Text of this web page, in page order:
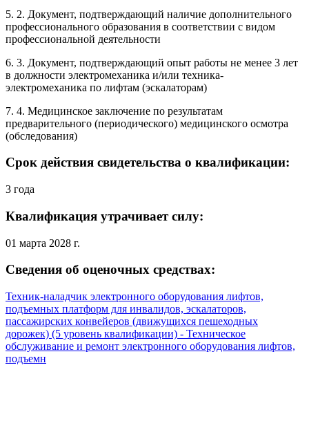
5. 2. Документ, подтверждающий наличие дополнительного
профессионального образования в соответствии с видом
профессиональной деятельности
6. 3. Документ, подтверждающий опыт работы не менее 3 лет
в должности электромеханика и/или техника-
электромеханика по лифтам (эскалаторам)
7. 4. Медицинское заключение по результатам
предварительного (периодического) медицинского осмотра
(обследования)
Срок действия свидетельства о квалификации:
3 года
Квалификация утрачивает силу:
01 марта 2028 г.
Сведения об оценочных средствах:
Техник-наладчик электронного оборудования лифтов,
подъемных платформ для инвалидов, эскалаторов,
пассажирских конвейеров (движущихся пешеходных
дорожек) (5 уровень квалификации) - Техническое
обслуживание и ремонт электронного оборудования лифтов,
подъемн